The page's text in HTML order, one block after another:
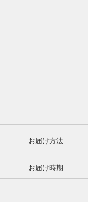
お届け方法
お届け時期